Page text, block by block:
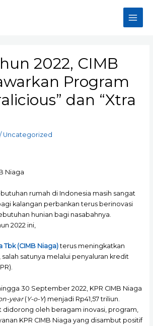
Main
2022, CIMB
Program
dan “Xtra
/ Uncategorized
Niaga
rumah di Indonesia masih sangat
kalangan perbankan terus berinovasi
hunian bagi nasabahnya.
2022 ini,
Tbk (CIMB Niaga)terus meningkatkan
satunya melalui penyaluran kredit
30 September 2022, KPR CIMB Niaga
year(Y-o-Y) menjadi Rp41,57 triliun.
oleh beragam inovasi, program,
KPR CIMB Niaga yang disambut positif